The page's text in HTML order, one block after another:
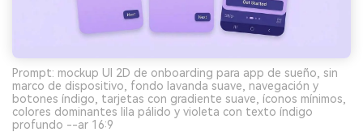
Prompt: mockup UI 2D de onboarding para app de sueño, sin
marco de dispositivo, fondo lavanda suave, navegación y
botones índigo, tarjetas con gradiente suave, íconos mínimos,
colores dominantes lila pálido y violeta con texto índigo
profundo --ar 16:9